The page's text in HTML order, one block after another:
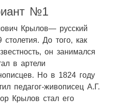
№1
Крылов— русский
До того, как
он занимался
в артели
Но в 1824 году
педагог-живописец А.Г.
Крылов стал его